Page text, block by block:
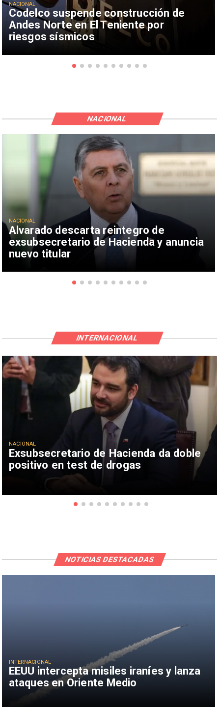
Codelco suspende construcción de
Andes Norte en El Teniente por
riesgos sísmicos
NACIONAL
Alvarado descarta reintegro de
exsubsecretario de Hacienda y anuncia
nuevo titular
NACIONAL
NACIONAL
Exsubsecretario de Hacienda da doble
positivo en test de drogas
NACIONAL
INTERNACIONAL
EEUU intercepta misiles iraníes y lanza
ataques en Oriente Medio
INTERNACIONAL
NOTICIAS DESTACADAS